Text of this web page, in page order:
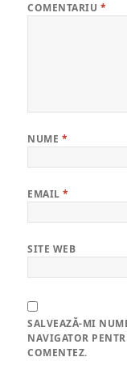
COMENTARIU *
NUME *
EMAIL*
SITE WEB
SALVEAZĂ-MI
NAVIGATOR
COMENTEZ.